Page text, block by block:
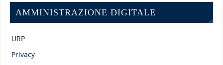
AMMINISTRAZIONE DIGITALE
URP
Privacy